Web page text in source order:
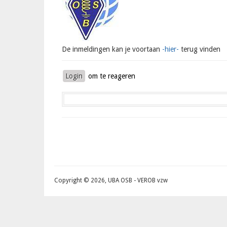
De inmeldingen kan je voortaan -hier- terug vinden
Login om te reageren
Copyright © 2026, UBA OSB - VEROB vzw